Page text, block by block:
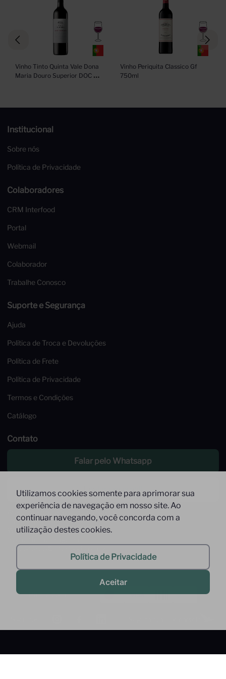
Utilizamos cookies somente para aprimorar sua
experiência de navegação em nosso site. Ao
continuar navegando, você concorda com a
utilização destes cookies.
Política de Privacidade
Aceitar
Vinho Tinto Quinta Vale Dona
Maria Douro Superior DOC
Vinho Periquita Classico Gf
750ml
Institucional
Sobre nós
Política de Privacidade
Colaboradores
CRM Interfood
Portal
Webmail
Colaborador
Trabalhe Conosco
Suporte e Segurança
Ajuda
Política de Troca e Devoluções
Política de Frete
Política de Privacidade
Termos e Condições
Catálogo
Contato
Falar pelo Whatsapp
Enviar um email
Atendimento de Segunda à Sexta,
das 09 às 17h
Whatsapp: (11) 9 9278-9369
faleconosco@interfood.com.br
Pague com